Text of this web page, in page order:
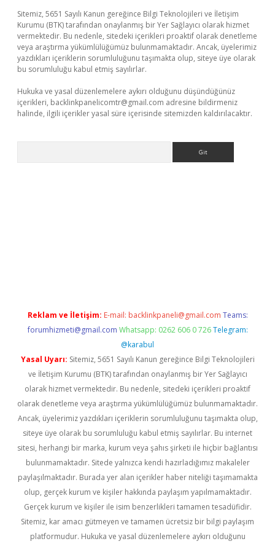
Sitemiz, 5651 Sayılı Kanun gereğince Bilgi Teknolojileri ve İletişim
Kurumu (BTK) tarafından onaylanmış bir Yer Sağlayıcı olarak hizmet
vermektedir. Bu nedenle, sitedeki içerikleri proaktif olarak denetleme
veya araştırma yükümlülüğümüz bulunmamaktadır. Ancak, üyelerimiz
yazdıkları içeriklerin sorumluluğunu taşımakta olup, siteye üye olarak
bu sorumluluğu kabul etmiş sayılırlar.
Hukuka ve yasal düzenlemelere aykırı olduğunu düşündüğünüz
içerikleri, backlinkpanelicomtr@gmail.com adresine bildirmeniz
halinde, ilgili içerikler yasal süre içerisinde sitemizden kaldırılacaktır.
Reklam ve İletişim: E-mail: backlinkpaneli@gmail.com Teams:
forumhizmeti@gmail.com Whatsapp: 0262 606 0 726 Telegram:
@karabul
Yasal Uyarı: Sitemiz, 5651 Sayılı Kanun gereğince Bilgi Teknolojileri
ve İletişim Kurumu (BTK) tarafından onaylanmış bir Yer Sağlayıcı
olarak hizmet vermektedir. Bu nedenle, sitedeki içerikleri proaktif
olarak denetleme veya araştırma yükümlülüğümüz bulunmamaktadır.
Ancak, üyelerimiz yazdıkları içeriklerin sorumluluğunu taşımakta olup,
siteye üye olarak bu sorumluluğu kabul etmiş sayılırlar. Bu internet
sitesi, herhangi bir marka, kurum veya şahıs şirketi ile hiçbir bağlantısı
bulunmamaktadır. Sitede yalnızca kendi hazırladığımız makaleler
paylaşılmaktadır. Burada yer alan içerikler haber niteliği taşımamakta
olup, gerçek kurum ve kişiler hakkında paylaşım yapılmamaktadır.
Gerçek kurum ve kişiler ile isim benzerlikleri tamamen tesadüfidir.
Sitemiz, kar amacı gütmeyen ve tamamen ücretsiz bir bilgi paylaşım
platformudur. Hukuka ve yasal düzenlemelere aykırı olduğunu